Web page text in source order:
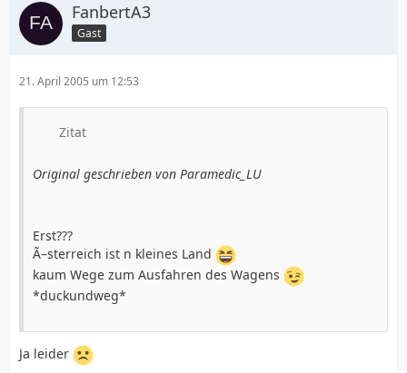
FanbertA3
Gast
21. April 2005 um 12:53
Zitat
Original geschrieben von Paramedic_LU
Erst???
Ã–sterreich ist n kleines Land
kaum Wege zum Ausfahren des Wagens
*duckundweg*
Ja leider